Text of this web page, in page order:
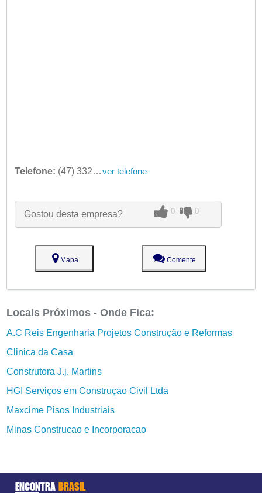
Telefone: (47) 3325-4335 ver telefone
Gostou desta empresa? 0 0
Mapa Comente
Locais Próximos - Onde Fica:
A.C Reis Engenharia Projetos Construção e Reformas
Clinica da Casa
Construtora J.j. Martins
HGI Serviços em Construçao Civil Ltda
Maxcime Pisos Industriais
Minas Construcao e Incorporacao
ENCONTRA BRASIL